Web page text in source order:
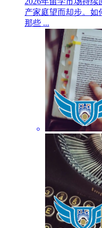
产家庭望而却步。如
那些 ...